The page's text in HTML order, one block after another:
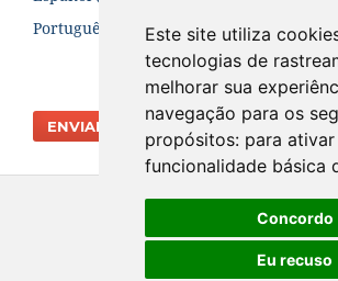
Este site utiliza
tecnologias de
melhorar sua
navegação para os
propósitos: para ativar
funcionalidade básica
Concordo
Eu recuso
Português (Brasil)
ENVIAR SUBMISSÃO